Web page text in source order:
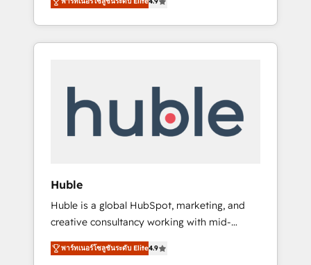
for you! Driving digital growth |
www.brightdigital.com
plans that accelerate value... 1️⃣ Set Up |
Onboarding New or Check-fixing existing
HubSpot portals 2️⃣ Scale Up | 100% HubSpot
API Integration project... ⬅️ Click "Contact
Business" ⬅️ to access 150+ Kickstart
Paypal 💰 Sage or Netsuite 🤖 Google or
Microsoft ✍️ DocuSign or PandaDoc 🌐
Avalara or Quaderno HubSnacks holds the
rare Advanced "Custom Integrations"
Accreditation, securely sync data across... 🔄
Huble
Huble is a global HubSpot, marketing, and
creative consultancy working with mid-
market and enterprise businesses. We go
beyond implementation, shaping the
พาร์ทเนอร์โซลูชันระดับ Elite4.9